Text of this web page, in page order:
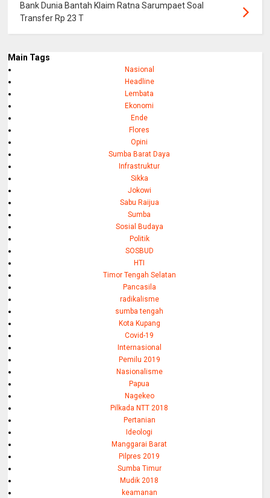
Bank Dunia Bantah Klaim Ratna Sarumpaet Soal
Transfer Rp 23 T
Main Tags
Nasional
Headline
Lembata
Ekonomi
Ende
Flores
Opini
Sumba Barat Daya
Infrastruktur
Sikka
Jokowi
Sabu Raijua
Sumba
Sosial Budaya
Politik
SOSBUD
HTI
Timor Tengah Selatan
Pancasila
radikalisme
sumba tengah
Kota Kupang
Covid-19
Internasional
Pemilu 2019
Nasionalisme
Papua
Nagekeo
Pilkada NTT 2018
Pertanian
Ideologi
Manggarai Barat
Pilpres 2019
Sumba Timur
Mudik 2018
keamanan